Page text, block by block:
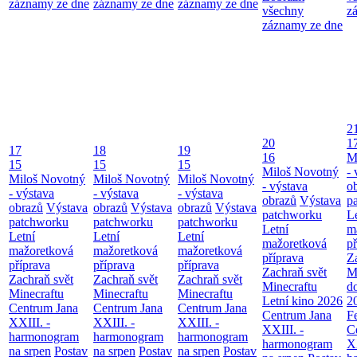
záznamy ze dne záznamy ze dne záznamy ze dne
všechny
záznamy ze dne
17
15
Miloš Novotný
- výstava
obrazů Výstava
patchworku
Letní
mažoretková
příprava
Zachraň svět
Minecraftu
Centrum Jana
XXIII. -
harmonogram
na srpen Postav
18
15
Miloš Novotný
- výstava
obrazů Výstava
patchworku
Letní
mažoretková
příprava
Zachraň svět
Minecraftu
Centrum Jana
XXIII. -
harmonogram
na srpen Postav
19
15
Miloš Novotný
- výstava
obrazů Výstava
patchworku
Letní
mažoretková
příprava
Zachraň svět
Minecraftu
Centrum Jana
XXIII. -
harmonogram
na srpen Postav
20
16
Miloš Novotný
- výstava
obrazů Výstava
patchworku
Letní
mažoretková
příprava
Zachraň svět
Minecraftu
Letní kino 2026
Centrum Jana
XXIII. -
harmonogram
-